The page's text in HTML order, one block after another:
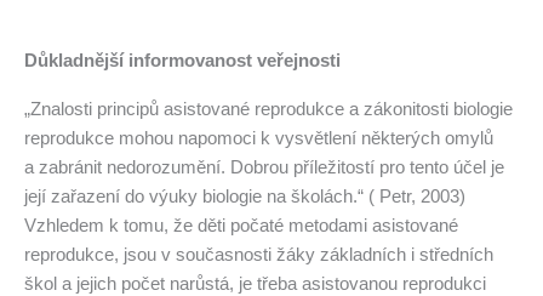
Důkladnější informovanost veřejnosti
„Znalosti principů asistované reprodukce a zákonitosti biologie
reprodukce mohou napomoci k vysvětlení některých omylů
a zabránit nedorozumění. Dobrou příležitostí pro tento účel je
její zařazení do výuky biologie na školách.“ ( Petr, 2003)
Vzhledem k tomu, že děti počaté metodami asistované
reprodukce, jsou v současnosti žáky základních i středních
škol a jejich počet narůstá, je třeba asistovanou reprodukci